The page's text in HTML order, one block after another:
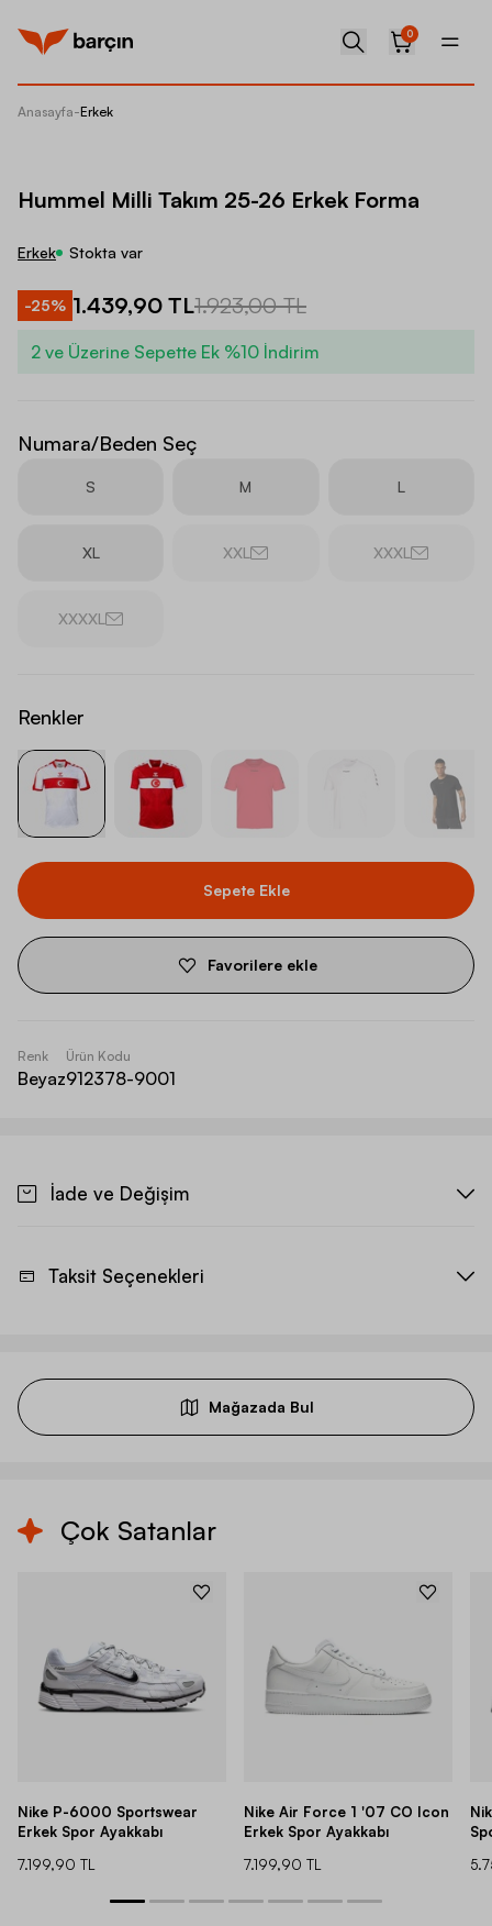
0
Anasayfa-Erkek
Hummel Milli Takım 25-26 Erkek Forma
Erkek Stokta var
-25% 1.439,90 TL1.923,00 TL
2 ve Üzerine Sepette Ek %10 İndirim
Numara/Beden Seç
S M L
XL XXL XXXL
XXXXL
Renkler
Sepete Ekle
Favorilere ekle
Renk
Beyaz
Ürün Kodu
912378-9001
İade ve Değişim
Taksit Seçenekleri
Mağazada Bul
Çok Satanlar
Nike P-6000 Sportswear
Erkek Spor Ayakkabı
7.199,90 TL
Nike Air Force 1 '07 CO Icon
Erkek Spor Ayakkabı
7.199,90 TL